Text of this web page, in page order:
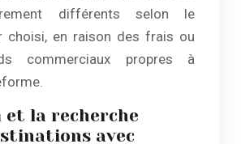
différents selon le
choisi, en raison des frais ou
commerciaux propres à
et la recherche
avec